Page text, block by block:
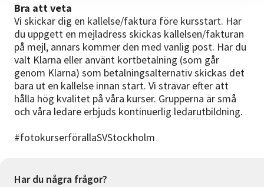
Bra att veta
Vi skickar dig en kallelse/faktura före kursstart. Har
du uppgett en mejladress skickas kallelsen/fakturan
på mejl, annars kommer den med vanlig post. Har du
valt Klarna eller använt kortbetalning (som går
genom Klarna) som betalningsalternativ skickas det
bara ut en kallelse innan start. Vi strävar efter att
hålla hög kvalitet på våra kurser. Grupperna är små
och våra ledare erbjuds kontinuerlig ledarutbildning.
#fotokurserförallaSVStockholm
Har du några frågor?